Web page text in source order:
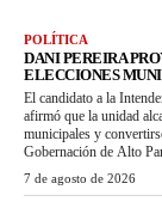
POLÍTICA
DANI PEREIRA
ELECCIONES
El candidato a la
afirmó que la unidad
municipales y
Gobernación de Alto
7 de agosto de 2026